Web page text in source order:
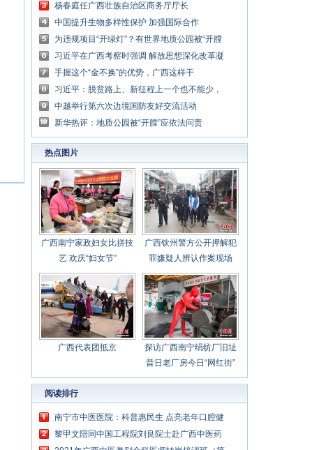
讲好中国与东盟合作故事
杨春庭任广西壮族自治区商务厅厅长
中国提升生物多样性保护 加强国际合作
为违规项目“开绿灯”？有世界地质公园被“开膛
破肚”
习近平在广西考察时强调 解放思想深化改革凝
心聚力担当实干 建设新时代中国特色社会主义
壮美
手握这个“金不换”的优势，广西这样干
习近平：脱贫路上、新征程上一个也不能少，
中国共产党说话算数
中越举行第六次边境国防友好交流活动
新华热评：地质公园被“开膛”应依法问责
热点图片
广西南宁家政妇女比拼技
艺 欢庆“妇女节”
广西钦州警方公开押解犯
罪嫌疑人辨认作案现场
广西代表团抵京
探访广西南宁绢纺厂旧址
昔日老厂房今日“网红街”
阅读排行
南宁市中医医院：科普惠民生 点亮老年口腔健
康新生活
黎甲文陪同中国工程院刘良院士赴广西中医药